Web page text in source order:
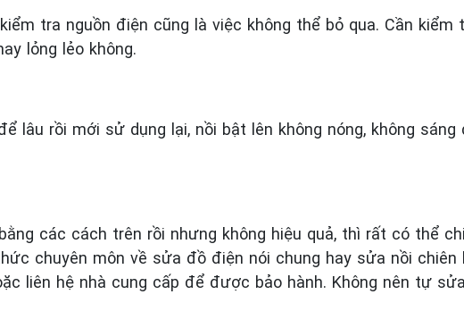
tra nguồn điện cũng là việc không thể bỏ qua. Cần
lỏng lẻo không.
lâu rồi mới sử dụng lại, nồi bật lên không nóng, không
các cách trên rồi nhưng không hiệu quả, thì rất có thể
chuyên môn về sửa đồ điện nói chung hay sửa nồi chiên
liên hệ nhà cung cấp để được bảo hành. Không nên tự